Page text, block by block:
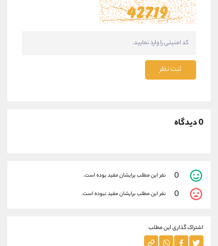
ثبت نظر
0 دیدگاه
0 نفر این مطلب برایشان مفید بوده است.
0 نفر این مطلب برایشان مفید نبوده است.
اشتراک گذاری این مطلب